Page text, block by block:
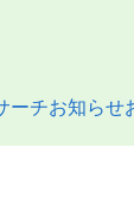
ーチお知らせ